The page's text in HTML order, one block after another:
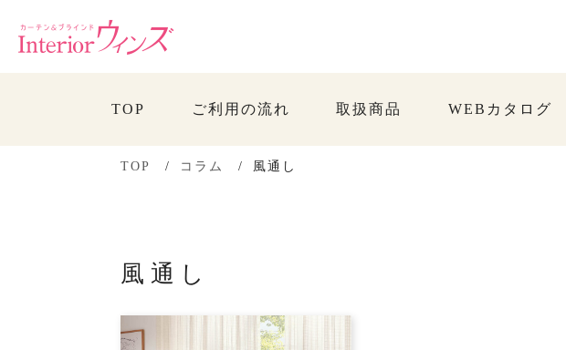
TOP ご利用の流れ 取扱商品 WEBカタログ
TOP コラム 風通し
風通し